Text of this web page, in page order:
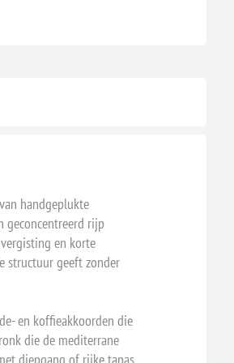
handgeplukte
geconcentreerd rijp
en korte
structuur geeft zonder
en koffieakkoorden die
die de mediterrane